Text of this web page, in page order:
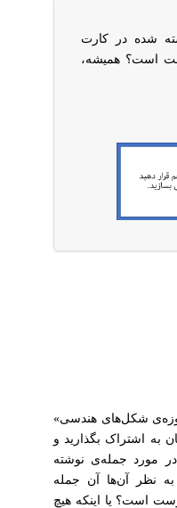
شده در کارت
است؟ همیشه،
شکل‌های هندسی»
به اشتراک بگذارید و
در مورد جمله‌ی نوشته
نظر آن‌ها آن جمله
است؟ یا اینکه هیچ